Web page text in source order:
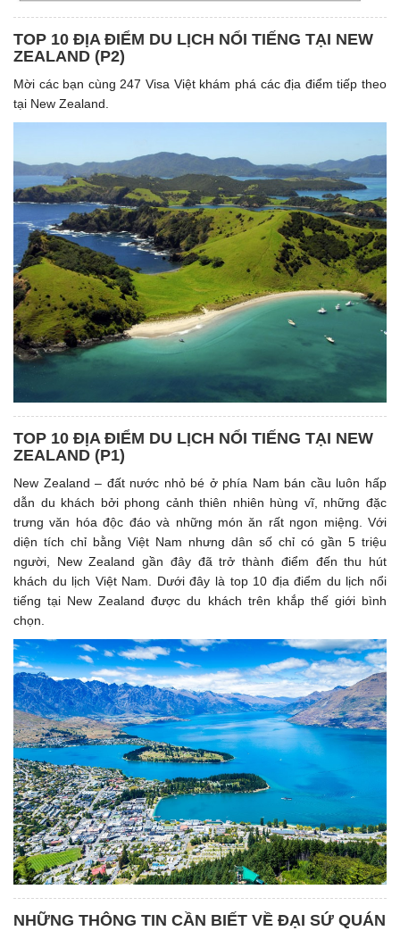
TOP 10 ĐỊA ĐIỂM DU LỊCH NỔI TIẾNG TẠI NEW
ZEALAND (P2)
Mời các bạn cùng 247 Visa Việt khám phá các địa điểm tiếp theo
tại New Zealand.
TOP 10 ĐỊA ĐIỂM DU LỊCH NỔI TIẾNG TẠI NEW
ZEALAND (P1)
New Zealand – đất nước nhỏ bé ở phía Nam bán cầu luôn hấp
dẫn du khách bởi phong cảnh thiên nhiên hùng vĩ, những đặc
trưng văn hóa độc đáo và những món ăn rất ngon miệng. Với
diện tích chỉ bằng Việt Nam nhưng dân số chỉ có gần 5 triệu
người, New Zealand gần đây đã trở thành điểm đến thu hút
khách du lịch Việt Nam. Dưới đây là top 10 địa điểm du lịch nổi
tiếng tại New Zealand được du khách trên khắp thế giới bình
chọn.
NHỮNG THÔNG TIN CẦN BIẾT VỀ ĐẠI SỨ QUÁN